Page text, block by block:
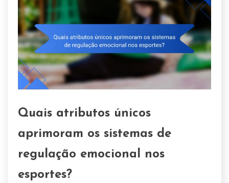
Quais atributos únicos
aprimoram os sistemas de
regulação emocional nos
esportes?